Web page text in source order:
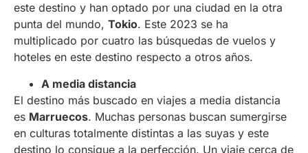
este destino y han optado por una ciudad en la otra
punta del mundo, Tokio. Este 2023 se ha
multiplicado por cuatro las búsquedas de vuelos y
hoteles en este destino respecto a otros años.
A media distancia
El destino más buscado en viajes a media distancia
es Marruecos. Muchas personas buscan sumergirse
en culturas totalmente distintas a las suyas y este
destino lo consigue a la perfección. Un viaje cerca de